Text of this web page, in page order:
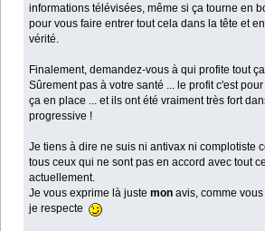
informations télévisées, même si ça tourne en
pour vous faire entrer tout cela dans la tête et
vérité.
Finalement, demandez-vous à qui profite tout
Sûrement pas à votre santé ... le profit c'est
ça en place ... et ils ont été vraiment très fort
progressive !
Je tiens à dire ne suis ni antivax ni complotiste
tous ceux qui ne sont pas en accord avec tout
actuellement.
Je vous exprime là justemon avis, comme
je respecte